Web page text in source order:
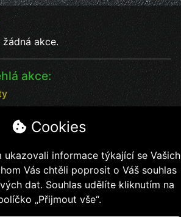
akce.
akce:
pití bezva kalba
Cookies
ukazovali informace týkající se Vašich
Vás chtěli poprosit o Váš souhlas
dat. Souhlas udělíte kliknutím na
„Přijmout vše“.